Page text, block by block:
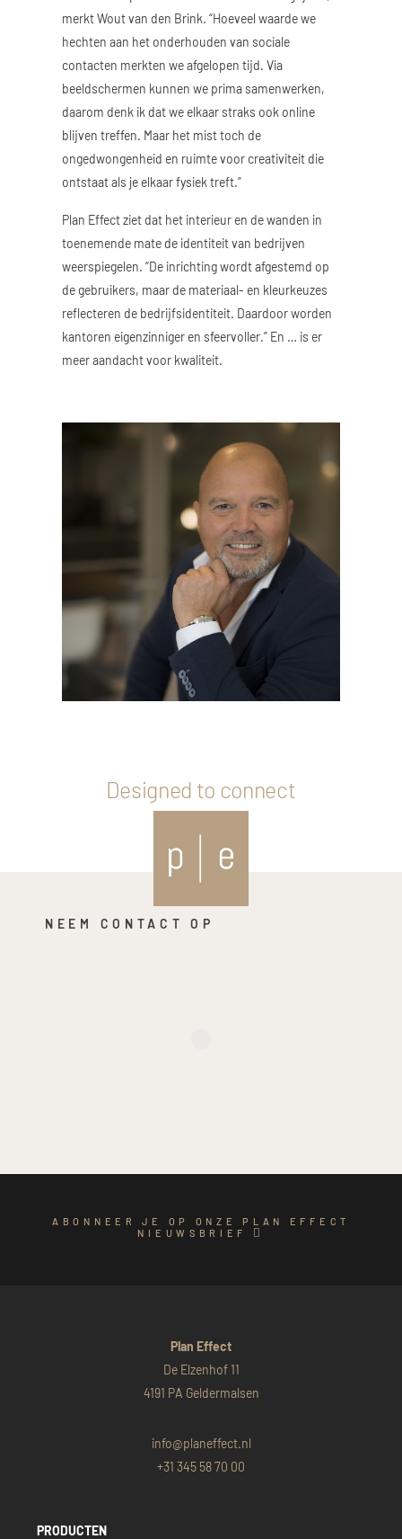
merkt Wout van den Brink. “Hoeveel waarde we
hechten aan het onderhouden van sociale
contacten merkten we afgelopen tijd. Via
beeldschermen kunnen we prima samenwerken,
daarom denk ik dat we elkaar straks ook online
blijven treffen. Maar het mist toch de
ongedwongenheid en ruimte voor creativiteit die
ontstaat als je elkaar fysiek treft.”
Plan Effect ziet dat het interieur en de wanden in
toenemende mate de identiteit van bedrijven
weerspiegelen. “De inrichting wordt afgestemd op
de gebruikers, maar de materiaal- en kleurkeuzes
reflecteren de bedrijfsidentiteit. Daardoor worden
kantoren eigenzinniger en sfeervoller.” En … is er
meer aandacht voor kwaliteit.
Designed to connect
NEEM CONTACT OP
ABONNEER JE OP ONZE PLAN EFFECT
NIEUWSBRIEF
Plan Effect
De Elzenhof 11
4191 PA Geldermalsen
info@planeffect.nl
+31 345 58 70 00
PRODUCTEN